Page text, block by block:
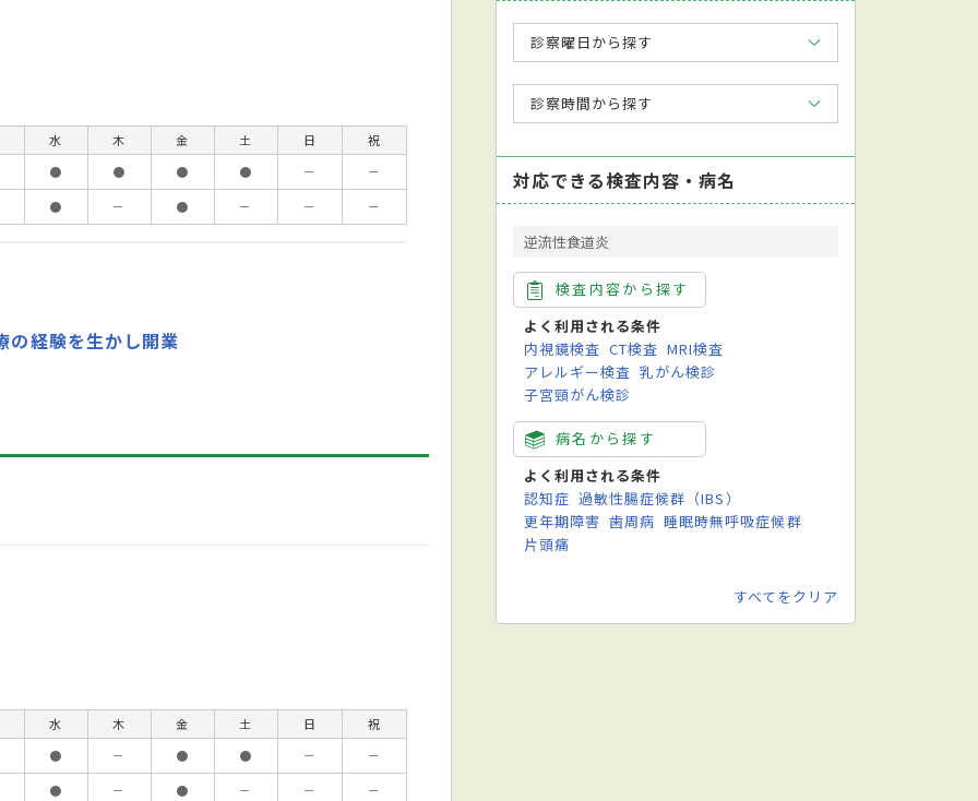
水 木 金 土 日
祝
●
● ● ● －
－
●
－ ● － － －
の経験を生かし開業
水 木 金 土 日
祝
●
－ ● ● －
－
●
－ ● － － －
診察曜日から探す
診察時間から探す
対応できる検査内容・病名
逆流性食道炎
検査内容から探す
よく利用される条件
内視鏡検査 CT検査 MRI検査
アレルギー検査 乳がん検診
子宮頸がん検診
病名から探す
よく利用される条件
認知症 過敏性腸症候群（IBS）
更年期障害 歯周病 睡眠時無呼吸症候群
片頭痛
すべてをクリア